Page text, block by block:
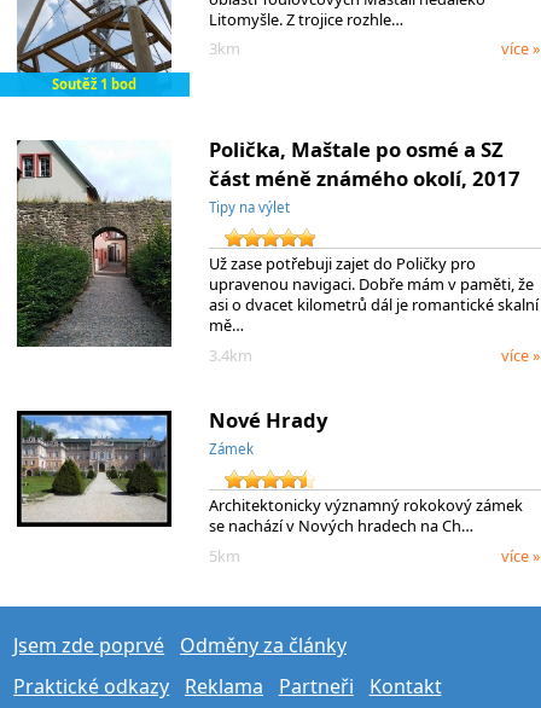
Soutěž 1 bod
Litomyšle. Z trojice rozhle…
3km
více »
Polička, Maštale po osmé a SZ
část méně známého okolí, 2017
Tipy na výlet
Už zase potřebuji zajet do Poličky pro
upravenou navigaci. Dobře mám v paměti, že
asi o dvacet kilometrů dál je romantické skalní
mě…
3.4km
více »
Nové Hrady
Zámek
Architektonicky významný rokokový zámek
se nachází v Nových hradech na Ch…
5km
více »
Jsem zde poprvé
Odměny za články
Praktické odkazy
Reklama Partneři Kontakt